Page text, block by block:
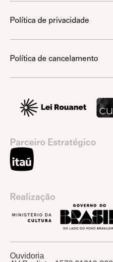
Política de privacidade
Política de cancelamento
Parceiro Estratégico
Realização
Ouvidoria